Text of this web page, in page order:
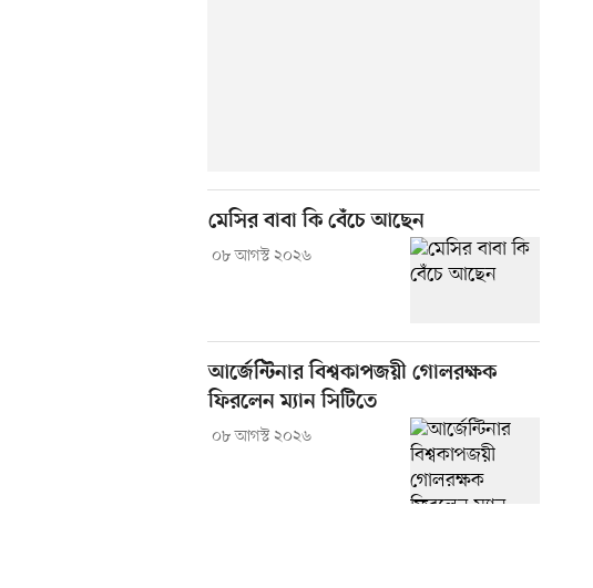
মেসির বাবা কি বেঁচে আছেন
০৮ আগস্ট ২০২৬
আর্জেন্টিনার বিশ্বকাপজয়ী গোলরক্ষক
ফিরলেন ম্যান সিটিতে
০৮ আগস্ট ২০২৬